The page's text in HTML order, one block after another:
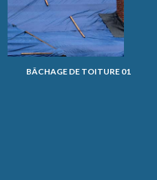
BÂCHAGE DE TOITURE 01